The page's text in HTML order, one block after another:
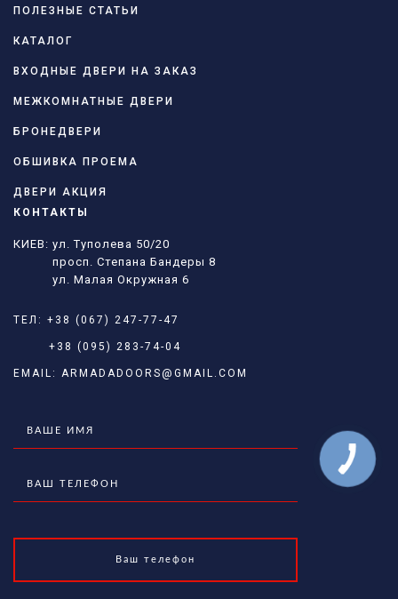
ПОЛЕЗНЫЕ СТАТЬИ
КАТАЛОГ
ВХОДНЫЕ ДВЕРИ НА ЗАКАЗ
МЕЖКОМНАТНЫЕ ДВЕРИ
БРОНЕДВЕРИ
ОБШИВКА ПРОЕМА
ДВЕРИ АКЦИЯ
КОНТАКТЫ
КИЕВ: ул. Туполева 50/20
просп. Степана Бандеры 8
ул. Малая Окружная 6
ТЕЛ: +38 (067) 247-77-47
+38 (095) 283-74-04
EMAIL: ARMADADOORS@GMAIL.COM